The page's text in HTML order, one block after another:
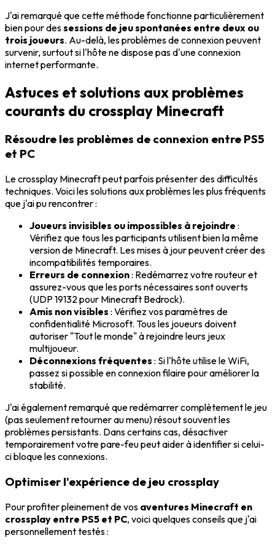
J'ai remarqué que cette méthode fonctionne particulièrement
bien pour dessessions de jeu spontanées entre deux ou
trois joueurs. Au-delà, les problèmes de connexion peuvent
survenir, surtout si l'hôte ne dispose pas d'une connexion
internet performante.
Astuces et solutions aux problèmes
courants du crossplay Minecraft
Résoudre les problèmes de connexion entre PS5
et PC
Le crossplay Minecraft peut parfois présenter des difficultés
techniques. Voici les solutions aux problèmes les plus fréquents
que j'ai pu rencontrer :
Joueurs invisibles ou impossibles à rejoindre :
Vérifiez que tous les participants utilisent bien la même
version de Minecraft. Les mises à jour peuvent créer des
incompatibilités temporaires.
Erreurs de connexion: Redémarrez votre routeur et
assurez-vous que les ports nécessaires sont ouverts
(UDP 19132 pour Minecraft Bedrock).
Amis non visibles : Vérifiez vos paramètres de
confidentialité Microsoft. Tous les joueurs doivent
autoriser "Tout le monde" à rejoindre leurs jeux
multijoueur.
Déconnexions fréquentes : Si l'hôte utilise le WiFi,
passez si possible en connexion filaire pour améliorer la
stabilité.
J'ai également remarqué que redémarrer complètement le jeu
(pas seulement retourner au menu) résout souvent les
problèmes persistants. Dans certains cas, désactiver
temporairement votre pare-feu peut aider à identifier si celui-
ci bloque les connexions.
Optimiser l'expérience de jeu crossplay
Pour profiter pleinement de vos aventures Minecraft en
crossplay entre PS5 et PC, voici quelques conseils que j'ai
personnellement testés :